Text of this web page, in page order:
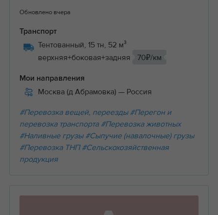
Обновлено вчера
Транспорт
Тентованный, 15 тн, 52 м³
верхняя+боковая+задняя
70₽/км
Мои направления
Москва (д Абрамовка) — Россия
#Перевозка вещей, переезды #Перегон и
перевозка транспорта #Перевозка животных
#Наливные грузы #Сыпучие (навалочные) грузы
#Перевозка ТНП #Сельскохозяйственная
продукция